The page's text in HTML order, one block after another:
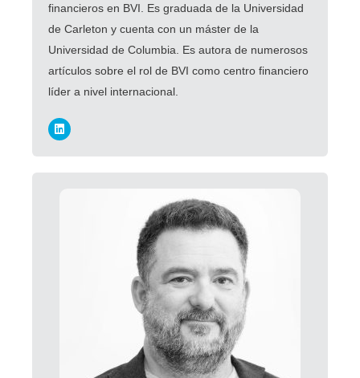
financieros en BVI. Es graduada de la Universidad
de Carleton y cuenta con un máster de la
Universidad de Columbia. Es autora de numerosos
artículos sobre el rol de BVI como centro financiero
líder a nivel internacional.